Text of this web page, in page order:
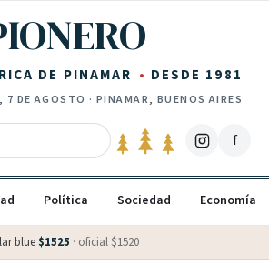
DE PINAMAR DESDE 1981
7 DE AGOSTO · PINAMAR, BUENOS AIRES
f
Política Sociedad Economía
blue $1525 · oficial $1520